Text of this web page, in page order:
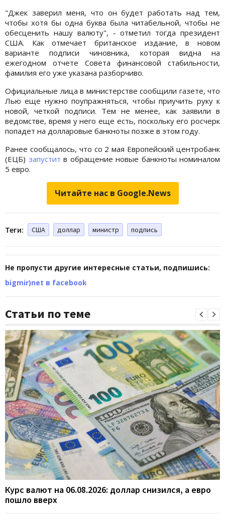
"Джек заверил меня, что он будет работать над тем,
чтобы хотя бы одна буква была читабельной, чтобы не
обесценить нашу валюту", - отметил тогда президент
США. Как отмечает британское издание, в новом
варианте подписи чиновника, которая видна на
ежегодном отчете Совета финансовой стабильности,
фамилия его уже указана разборчиво.
Официальные лица в министерстве сообщили газете, что
Лью еще нужно поупражняться, чтобы приучить руку к
новой, четкой подписи. Тем не менее, как заявили в
ведомстве, время у него еще есть, поскольку его росчерк
попадет на долларовые банкноты позже в этом году.
Ранее сообщалось, что со 2 мая Европейский центробанк
(ЕЦБ) запустит в обращение новые банкноты номиналом
5 евро.
Читайте нас в Google.News
Теги: США доллар министр подпись
Не пропусти другие интересные статьи, подпишись:
bigmir)net в facebook
Статьи по теме
Курс валют на 06.08.2026: доллар снизился, а евро
пошло вверх